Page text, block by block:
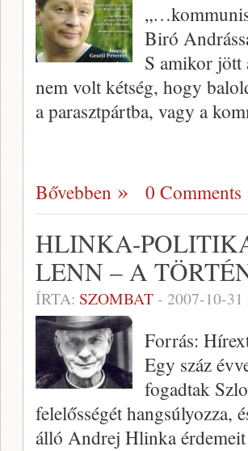
Biró
S amikor jött
nem volt kétség, hogy
a parasztpártba, vagy a
Bővebben 0 Comments
HLINKA-
LENN – A
ÍRTA: SZOMBAT- 2007-10-31
Forrás:
Egy száz
fogadtak
felelősségét hangsúlyozza,
álló Andrej Hlinka érdemeit